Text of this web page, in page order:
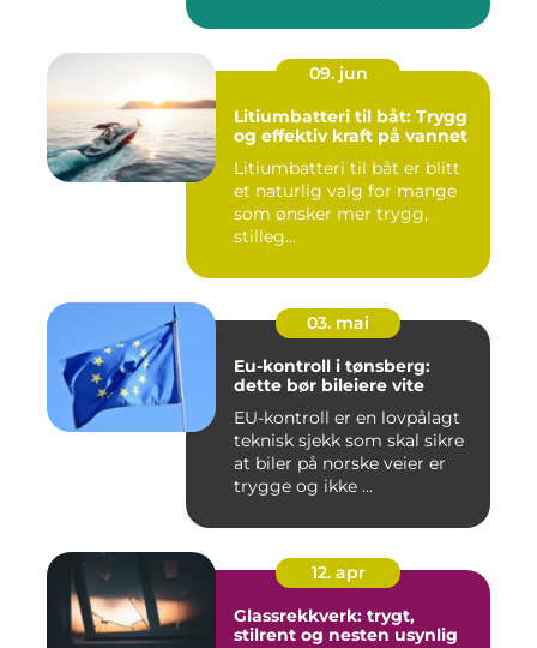
09. jun
Litiumbatteri til båt: Trygg
og effektiv kraft på vannet
Litiumbatteri til båt er blitt
et naturlig valg for mange
som ønsker mer trygg,
stilleg...
03. mai
Eu-kontroll i tønsberg:
dette bør bileiere vite
EU-kontroll er en lovpålagt
teknisk sjekk som skal sikre
at biler på norske veier er
trygge og ikke ...
12. apr
Glassrekkverk: trygt,
stilrent og nesten usynlig